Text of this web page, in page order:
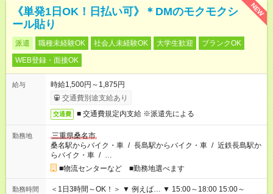
NEW
《単発1日OK！日払い可》＊DMのモクモクシ
ール貼り
派遣 職種未経験OK 社会人未経験OK 大学生歓迎
ブランクOK
WEB登録・面接OK
給与
時給1,500円～1,875円
交通費別途支給あり
交通費 ■ 交通費規定内支給 ※派遣先による
勤務地
三重県桑名市
桑名駅からバイク・車 / 長島駅からバイク・車 / 近鉄長島駅か
らバイク・車 / …
■物流センターなど ■勤務地選べます
勤務時間
＜1日3時間～OK！＞ ▼ 例えば… ▼ 15:00～18:00 15:00～